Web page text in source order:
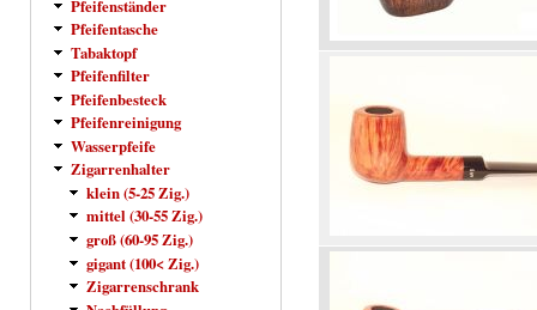
Pfeifenständer
Pfeifentasche
Tabaktopf
Pfeifenfilter
Pfeifenbesteck
Pfeifenreinigung
Wasserpfeife
Zigarrenhalter
klein (5-25 Zig.)
mittel (30-55 Zig.)
groß (60-95 Zig.)
gigant (100< Zig.)
Zigarrenschrank